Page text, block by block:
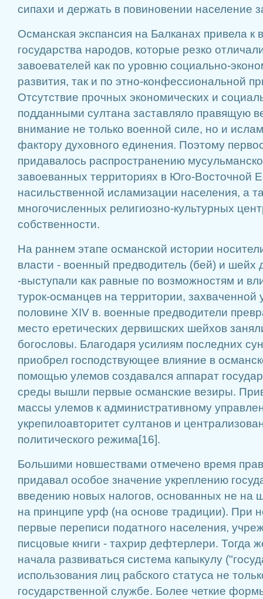
сипахи и держать в повиновении население
Османская экспансия на Балканах привела к
государства народов, которые резко
завоевателей как по уровню социально-
развития, так и по этно-конфессиональной
Отсутствие прочных экономических и
подданными султана заставляло правящую
внимание не только военной силе, но и
фактору духовного единения. Поэтому
придавалось распространению
завоеванных территориях в Юго-Восточной
насильственной исламизации населения, а
многочисленных религиозно-культурных
собственности.
На раннем этапе османской истории
власти - военный предводитель (бей) и шейх
-выступали как равные по возможностям и
турок-османцев на территории,
половине XIV в. военные предводители
место еретических дервишских шейхов
богословы. Благодаря усилиям последних
приобрел господствующее влияние в
помощью улемов создавался аппарат
среды вышли первые османские везиры.
массы улемов к административному
укрепилоавторитет султанов и
политического режима[16].
Большими новшествами отмечено время
придавал особое значение укреплению
введению новых налогов, основанных не на
на принципе урф (на основе традиции). При
первые переписи податного населения,
писцовые книги - тахрир дефтерлери. Тогда
начала развиваться система капыкулу
использования лиц рабского статуса не
государственной службе. Более четкие